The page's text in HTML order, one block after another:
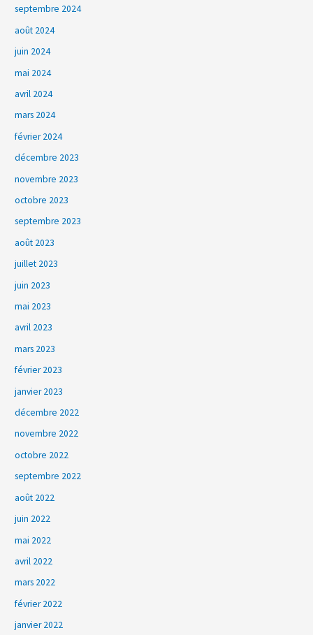
septembre 2024
août 2024
juin 2024
mai 2024
avril 2024
mars 2024
février 2024
décembre 2023
novembre 2023
octobre 2023
septembre 2023
août 2023
juillet 2023
juin 2023
mai 2023
avril 2023
mars 2023
février 2023
janvier 2023
décembre 2022
novembre 2022
octobre 2022
septembre 2022
août 2022
juin 2022
mai 2022
avril 2022
mars 2022
février 2022
janvier 2022